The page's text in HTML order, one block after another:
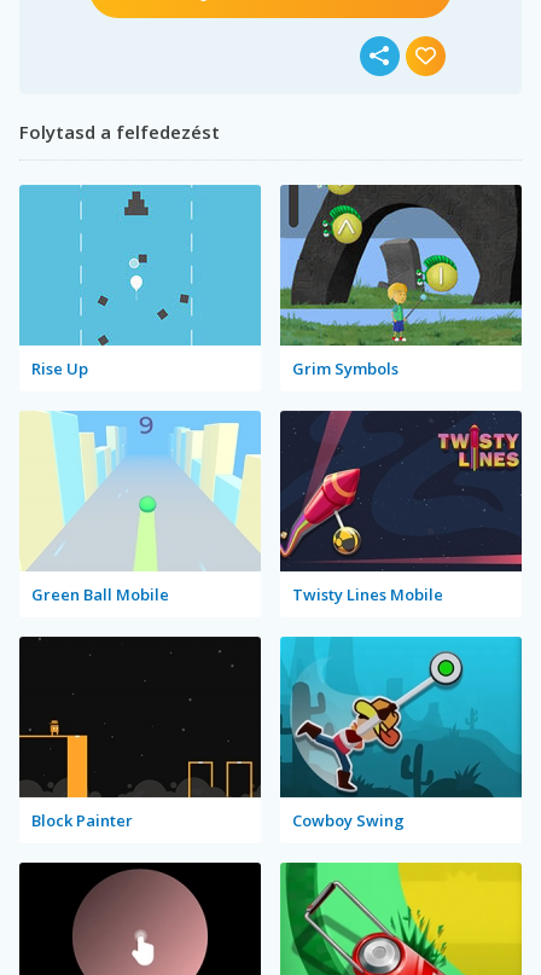
Folytasd a felfedezést
Rise Up Grim Symbols
Green Ball Mobile Twisty Lines Mobile
Block Painter Cowboy Swing